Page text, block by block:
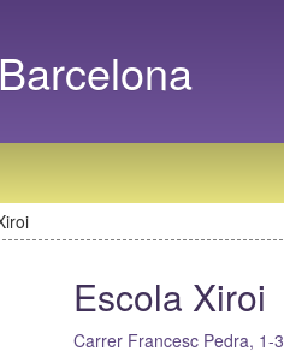
Escola Xiroi
Carrer Francesc Pedra, 1-3